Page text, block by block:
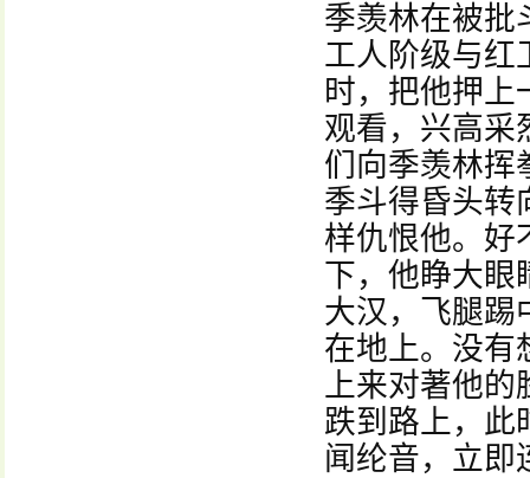
季羡林在被批
工人阶级与红
时，把他押上
观看，兴高采
们向季羡林挥
季斗得昏头转
样仇恨他。好
下，他睁大眼
大汉，飞腿踢
在地上。没有
上来对著他的
跌到路上，此
闻纶音，立即